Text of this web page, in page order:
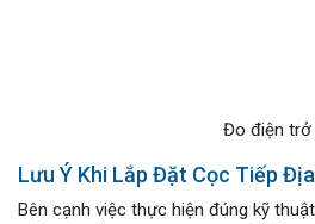
Đo điện trở
Lưu Ý Khi Lắp Đặt Cọc Tiếp Địa
Bên cạnh việc thực hiện đúng kỹ